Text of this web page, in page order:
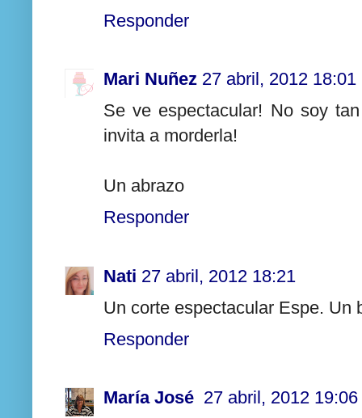
Responder
Mari Nuñez 27 abril, 2012 18:01
Se ve espectacular! No soy
invita a morderla!
Un abrazo
Responder
Nati 27 abril, 2012 18:21
Un corte espectacular Espe. Un
Responder
María José 27 abril, 2012 19:06